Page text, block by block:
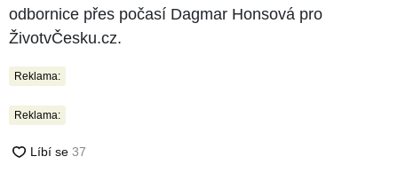
odbornice přes počasí Dagmar Honsová pro
ŽivotvČesku.cz.
Reklama:
Reklama: